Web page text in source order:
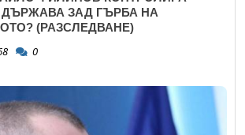
ДЪРЖАВА ЗАД ГЪРБА НА
(РАЗСЛЕДВАНЕ)
0